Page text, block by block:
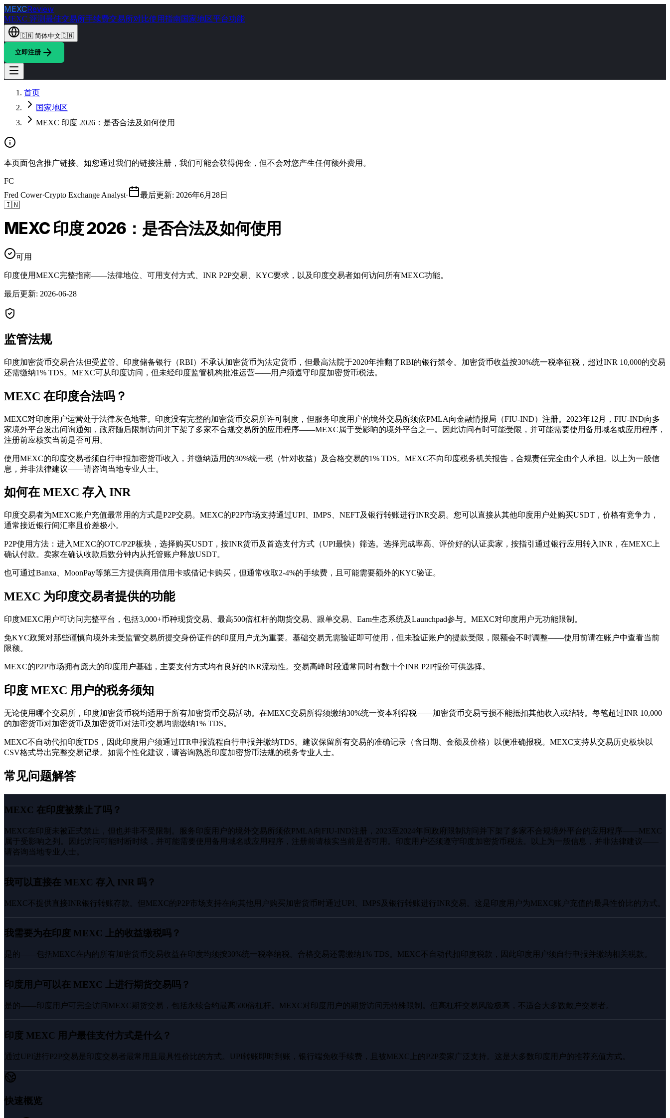
MEXCReview
MEXC 评测最佳交易所手续费交易所对比使用指南国家地区平台功能
🇨🇳 简体中文🇨🇳
立即注册
首页
国家地区
MEXC 印度 2026：是否合法及如何使用
本页面包含推广链接。如您通过我们的链接注册，我们可能会获得佣金，但不会对您产生任何额外费用。
FC
Fred Cower·Crypto Exchange Analyst· 最后更新: 2026年6月28日
🇮🇳
MEXC 印度 2026：是否合法及如何使用
可用
印度使用MEXC完整指南——法律地位、可用支付方式、INR P2P交易、KYC要求，以及印度交易者如何访问所有MEXC功能。
最后更新: 2026-06-28
监管法规
印度加密货币交易合法但受监管。印度储备银行（RBI）不承认加密货币为法定货币，但最高法院于2020年推翻了RBI的银行禁令。加密货币收益按30%统一税率征税，超过INR 10,000的交易
还需缴纳1% TDS。MEXC可从印度访问，但未经印度监管机构批准运营——用户须遵守印度加密货币税法。
MEXC 在印度合法吗？
MEXC对印度用户运营处于法律灰色地带。印度没有完整的加密货币交易所许可制度，但服务印度用户的境外交易所须依PMLA向金融情报局（FIU-IND）注册。2023年12月，FIU-IND向多
家境外平台发出问询通知，政府随后限制访问并下架了多家不合规交易所的应用程序——MEXC属于受影响的境外平台之一。因此访问有时可能受限，并可能需要使用备用域名或应用程序，
注册前应核实当前是否可用。
使用MEXC的印度交易者须自行申报加密货币收入，并缴纳适用的30%统一税（针对收益）及合格交易的1% TDS。MEXC不向印度税务机关报告，合规责任完全由个人承担。以上为一般信
息，并非法律建议——请咨询当地专业人士。
如何在 MEXC 存入 INR
印度交易者为MEXC账户充值最常用的方式是P2P交易。MEXC的P2P市场支持通过UPI、IMPS、NEFT及银行转账进行INR交易。您可以直接从其他印度用户处购买USDT，价格有竞争力，
通常接近银行间汇率且价差极小。
P2P使用方法：进入MEXC的OTC/P2P板块，选择购买USDT，按INR货币及首选支付方式（UPI最快）筛选。选择完成率高、评价好的认证卖家，按指引通过银行应用转入INR，在MEXC上
确认付款。卖家在确认收款后数分钟内从托管账户释放USDT。
也可通过Banxa、MoonPay等第三方提供商用信用卡或借记卡购买，但通常收取2-4%的手续费，且可能需要额外的KYC验证。
MEXC 为印度交易者提供的功能
印度MEXC用户可访问完整平台，包括3,000+币种现货交易、最高500倍杠杆的期货交易、跟单交易、Earn生态系统及Launchpad参与。MEXC对印度用户无功能限制。
免KYC政策对那些谨慎向境外未受监管交易所提交身份证件的印度用户尤为重要。基础交易无需验证即可使用，但未验证账户的提款受限，限额会不时调整——使用前请在账户中查看当前
限额。
MEXC的P2P市场拥有庞大的印度用户基础，主要支付方式均有良好的INR流动性。交易高峰时段通常同时有数十个INR P2P报价可供选择。
印度 MEXC 用户的税务须知
无论使用哪个交易所，印度加密货币税均适用于所有加密货币交易活动。在MEXC交易所得须缴纳30%统一资本利得税——加密货币交易亏损不能抵扣其他收入或结转。每笔超过INR 10,000
的加密货币对加密货币及加密货币对法币交易均需缴纳1% TDS。
MEXC不自动代扣印度TDS，因此印度用户须通过ITR申报流程自行申报并缴纳TDS。建议保留所有交易的准确记录（含日期、金额及价格）以便准确报税。MEXC支持从交易历史板块以
CSV格式导出完整交易记录。如需个性化建议，请咨询熟悉印度加密货币法规的税务专业人士。
常见问题解答
MEXC 在印度被禁止了吗？
MEXC在印度未被正式禁止，但也并非不受限制。服务印度用户的境外交易所须依PMLA向FIU-IND注册，2023至2024年间政府限制访问并下架了多家不合规境外平台的应用程序——MEXC
属于受影响之列。因此访问可能时断时续，并可能需要使用备用域名或应用程序，注册前请核实当前是否可用。印度用户还须遵守印度加密货币税法。以上为一般信息，并非法律建议——
请咨询当地专业人士。
我可以直接在 MEXC 存入 INR 吗？
MEXC不提供直接INR银行转账存款。但MEXC的P2P市场支持在向其他用户购买加密货币时通过UPI、IMPS及银行转账进行INR交易。这是印度用户为MEXC账户充值的最具性价比的方式。
我需要为在印度 MEXC 上的收益缴税吗？
是的——包括MEXC在内的所有加密货币交易收益在印度均须按30%统一税率纳税。合格交易还需缴纳1% TDS。MEXC不自动代扣印度税款，因此印度用户须自行申报并缴纳相关税款。
印度用户可以在 MEXC 上进行期货交易吗？
是的——印度用户可完全访问MEXC期货交易，包括永续合约最高500倍杠杆。MEXC对印度用户的期货访问无特殊限制。但高杠杆交易风险极高，不适合大多数散户交易者。
印度 MEXC 用户最佳支付方式是什么？
通过UPI进行P2P交易是印度交易者最常用且最具性价比的方式。UPI转账即时到账，银行端免收手续费，且被MEXC上的P2P卖家广泛支持。这是大多数印度用户的推荐充值方式。
快速概览